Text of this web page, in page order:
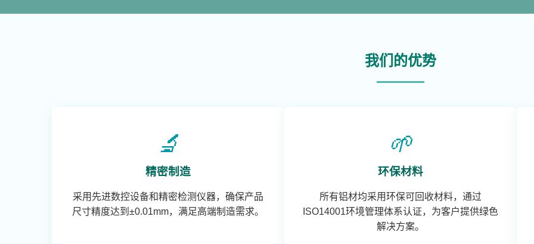
我们的优势
🔬
精密制造
采用先进数控设备和精密检测仪器，确保产品
尺寸精度达到±0.01mm，满足高端制造需求。
🌱
环保材料
所有铝材均采用环保可回收材料，通过
ISO14001环境管理体系认证，为客户提供绿色
解决方案。